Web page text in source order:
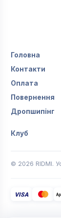
Головна
Контакти
Оплата
Повернення
Дропшипінг
Клуб
© 2026 RIDMI.
VISA